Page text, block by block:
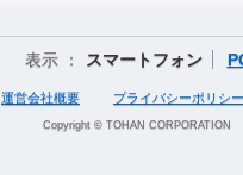
表示 ： スマートフォン
運営会社概要 プライバシーポリシー
Copyright © TOHAN CORPORATION